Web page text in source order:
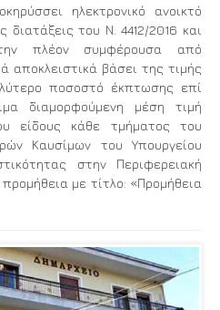
ηλεκτρονικό ανοικτό
του Ν. 4412/2016 και
πλέον συμφέρουσα από
αποκλειστικά βάσει της τιμής
ποσοστό έκπτωσης επί
διαμορφούμενη μέση τιμή
είδους κάθε τμήματος του
Καυσίμων του Υπουργείου
στην Περιφερειακή
με τίτλο: «Προμήθεια